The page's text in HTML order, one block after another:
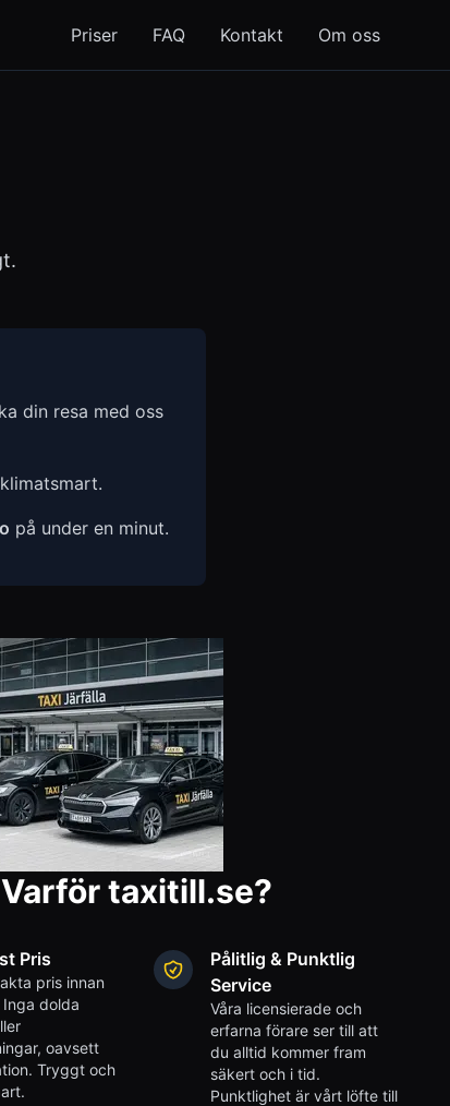
Priser FAQ Kontakt Om oss
din resa med oss
på under en minut.
Varför taxitill.se?
Pris
pris innan
dolda
oavsett
Tryggt och
Pålitlig & Punktlig
Service
Våra licensierade och
erfarna förare ser till att
du alltid kommer fram
säkert och i tid.
Punktlighet är vårt löfte till